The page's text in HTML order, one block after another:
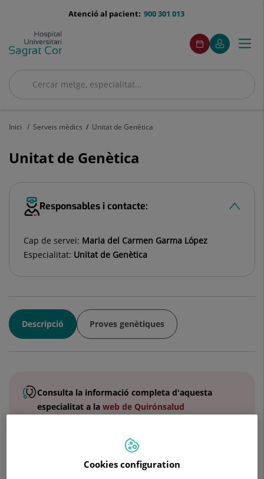
menu-
900 301 013
Atenció al pacient:
Cercar
Cercar
menuAcceso
Demaneu
cita
Aquest
enllaç
s'obrirà
una
El
meu
Aquest
enllaç
s'obrirà
una
finestra
Menú
Inici Serveis mèdics Unitat de Genètica
Unitat de Genètica
Responsables i contacte:
Cap de servei: Maria del Carmen Garma López
Especialitat: Unitat de Genètica
Descripció Proves genètiques
Consulta la informació completa d'aquesta
especialitat a la web de Quirónsalud
El servei de Genètica Mèdica de Health Diagnostics ofereix
una àmplia cartera assistencial que inclou Assessorament
Cookies configuration